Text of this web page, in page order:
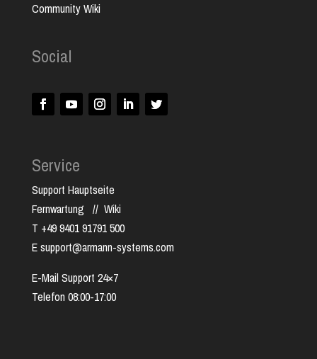
Community Wiki
Social
Service
Support Hauptseite
Fernwartung // Wiki
T +49 9401 91791 500
E support@armann-systems.com
E-Mail Support 24×7
Telefon 08:00-17:00